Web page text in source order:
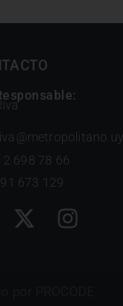
2 698 78 66
673 129